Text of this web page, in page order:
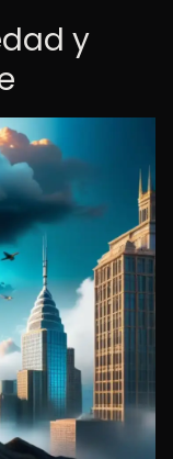
y